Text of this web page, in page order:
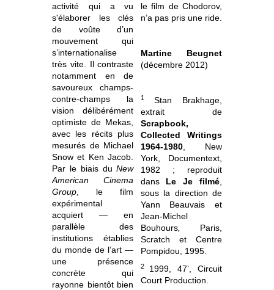
activité qui a vu
s'élaborer les clés
de voûte d’un
mouvement qui
s’internationalise
très vite. Il contraste
notamment en de
savoureux champs-
contre-champs la
vision délibérément
optimiste de Mekas,
avec les récits plus
mesurés de Michael
Snow et Ken Jacob.
Par le biais duNew
American Cinema
Group , le film
expérimental
acquiert ― en
parallèle des
institutions établies
du monde de l’art ―
une présence
concrète qui
rayonne bientôt bien
le film de Chodorov,
n’a pas pris une ride.
Martine Beugnet
(décembre 2012)
1 Stan Brakhage,
extrait de
Scrapbook,
Collected Writings
1964-1980, New
York, Documentext,
1982 ; reproduit
dans Le Je filmé
sous la direction de
Yann Beauvais et
Jean-Michel
Bouhours, Paris,
Scratch et Centre
Pompidou, 1995.
2 1999, 47’, Circuit
Court Production.